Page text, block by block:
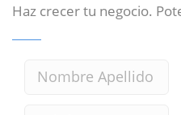
Haz crecer tu negocio.